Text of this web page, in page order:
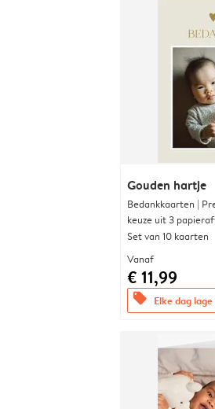
Gouden hartje
Bedankkaarten |
keuze uit 3
Set van 10 kaarten
Vanaf
€ 11,99
offers Elke dag